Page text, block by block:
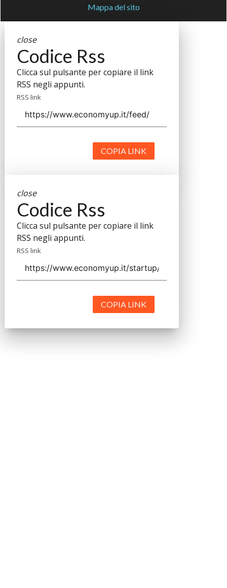
Mappa del sito
close
Codice Rss
Clicca sul pulsante per copiare il link
RSS negli appunti.
RSS link
COPIA LINK
close
Codice Rss
Clicca sul pulsante per copiare il link
RSS negli appunti.
RSS link
COPIA LINK